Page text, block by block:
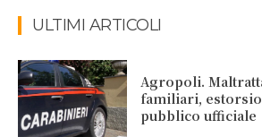
ULTIMI ARTICOLI
Agropoli.
familiari,
pubblico ufficiale